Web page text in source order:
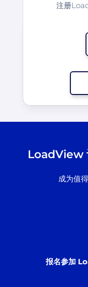
注册
LoadView
成为值
报名参加